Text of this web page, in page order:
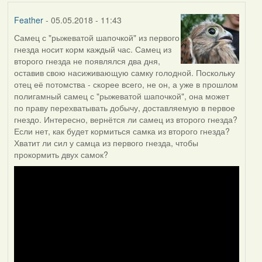
Feather- 05.05.2018 - 11:43
Самец с "рыжеватой шапочкой" из первого
гнезда носит корм каждый час. Самец из
второго гнезда не появлялся два дня,
оставив свою насиживающую самку голодной. Поскольку
отец её потомства - скорее всего, не он, а уже в прошлом
полигамный самец с "рыжеватой шапочкой", она может
по праву перехватывать добычу, доставляемую в первое
гнездо. Интересно, вернётся ли самец из второго гнезда?
Если нет, как будет кормиться самка из второго гнезда?
Хватит ли сил у самца из первого гнезда, чтобы
прокормить двух самок?